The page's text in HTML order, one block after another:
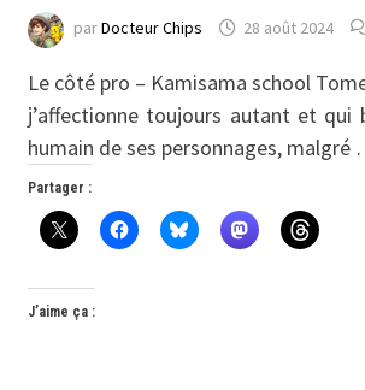
parDocteur Chips 28 août 2024
Le côté pro – Kamisama school
j’affectionne toujours autant et qui
humain de ses personnages, malgré
Partager :
J’aime ça :